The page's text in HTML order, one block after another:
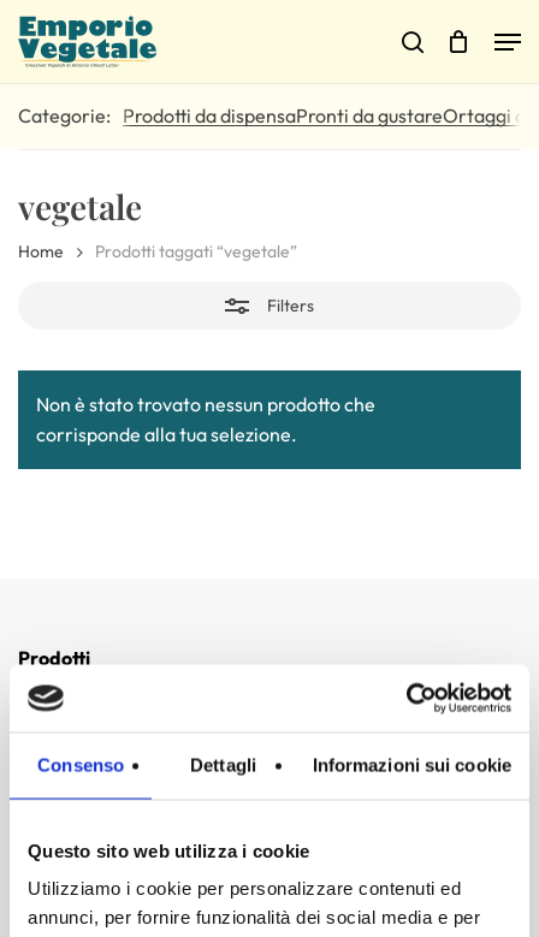
Consenso Dettagli Informazioni sui cookie
Questo sito web utilizza i cookie
Utilizziamo i cookie per personalizzare contenuti ed
annunci, per fornire funzionalità dei social media e per
Skip
main
content
search
Cart Close
Nessun prodotto nel carrello.
Prodotti da dispensaPronti da gustareOrtaggi di
vegetale
Home Prodotti taggati “vegetale”
Filters
Close
Non è stato trovato nessun prodotto che
corrisponde alla tua selezione.
Prodotti
Gastronomia
Link Utili